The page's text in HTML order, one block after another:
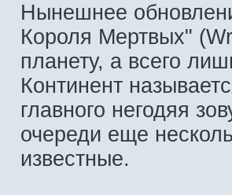
Нынешнее
Короля Мертвых"
планету, а всего
Континент
главного негодяя
очереди еще
известные.